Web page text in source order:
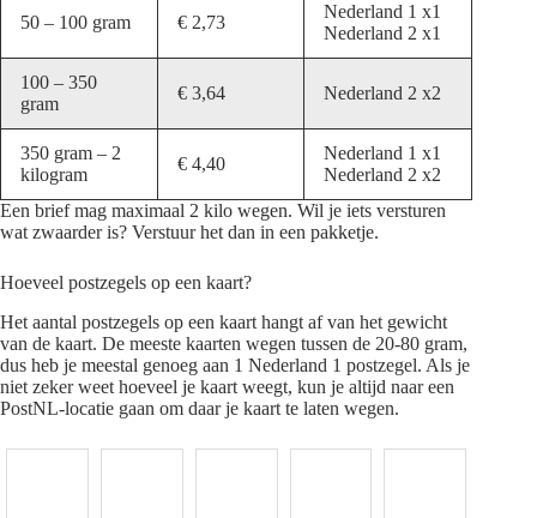
50 – 100 gram € 2,73
Nederland 1 x1
Nederland 2 x1
100 – 350
gram
€ 3,64 Nederland 2 x2
350 gram – 2
kilogram
€ 4,40
Nederland 1 x1
Nederland 2 x2
Een brief mag maximaal 2 kilo wegen. Wil je iets versturen
wat zwaarder is? Verstuur het dan in een pakketje.
Hoeveel postzegels op een kaart?
Het aantal postzegels op een kaart hangt af van het gewicht
van de kaart. De meeste kaarten wegen tussen de 20-80 gram,
dus heb je meestal genoeg aan 1 Nederland 1 postzegel. Als je
niet zeker weet hoeveel je kaart weegt, kun je altijd naar een
PostNL-locatie gaan om daar je kaart te laten wegen.